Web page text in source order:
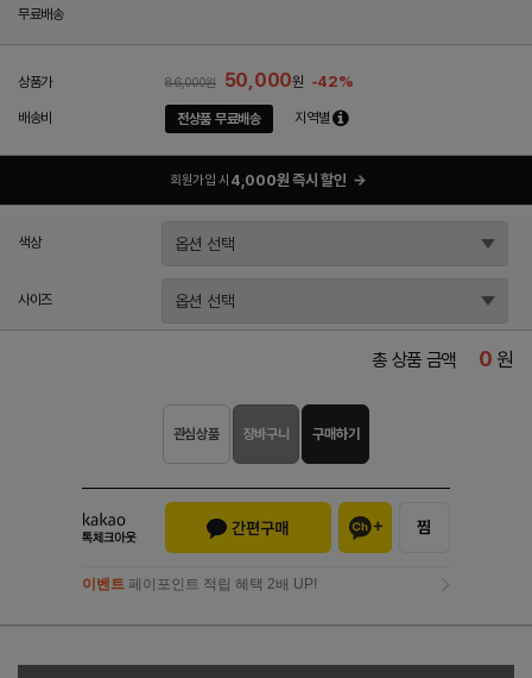
무료배송
상품가 86,000원 50,000원 -42%
배송비 전상품 무료배송 지역별
회원가입 시 4,000원 즉시 할인 →
색상
사이즈
총 상품 금액 0 원
관심상품 장바구니 구매하기
이벤트 페이포인트 적립 혜택 2배 UP!
이벤트페이포인트 적립 혜택 2배 UP!